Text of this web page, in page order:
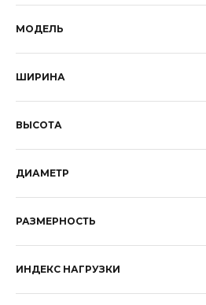
МОДЕЛЬ
ШИРИНА
ВЫСОТА
ДИАМЕТР
РАЗМЕРНОСТЬ
ИНДЕКС НАГРУЗКИ